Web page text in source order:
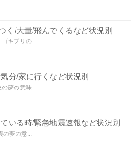
く/大量/飛んでくるなど状況別
キブリの...
分/家に行くなど状況別
夢の意味...
いる時/緊急地震速報など状況別
の夢の意...